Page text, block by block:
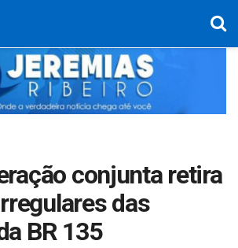
conjunta retira
das
BR 135